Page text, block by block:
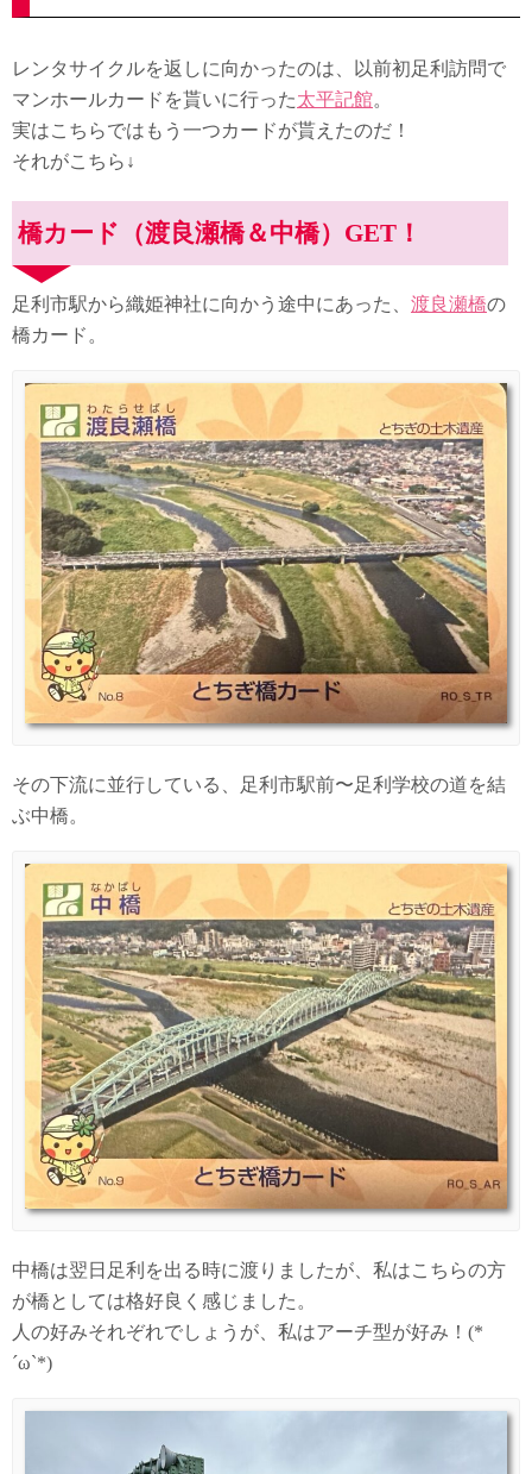
レンタサイクルを返しに向かったのは、以前初足利訪問で
マンホールカードを貰いに行った太平記館。
実はこちらではもう一つカードが貰えたのだ！
それがこちら↓
橋カード（渡良瀬橋＆中橋）GET！
足利市駅から織姫神社に向かう途中にあった、 渡良瀬橋の
橋カード。
その下流に並行している、足利市駅前〜足利学校の道を結
ぶ中橋。
中橋は翌日足利を出る時に渡りましたが、私はこちらの方
が橋としては格好良く感じました。
人の好みそれぞれでしょうが、私はアーチ型が好み！(*
´ω`*)